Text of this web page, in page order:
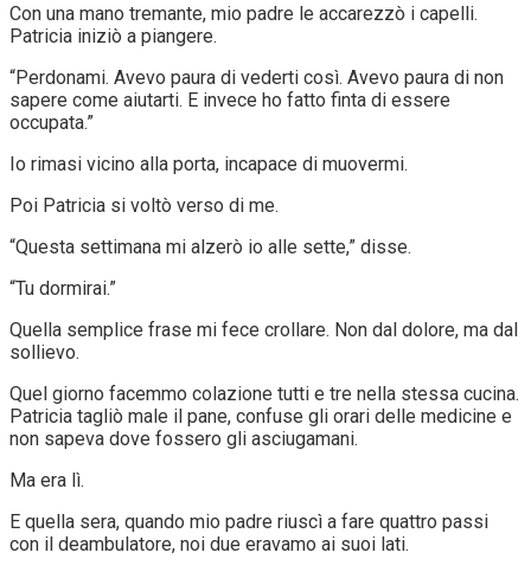
Con una mano tremante, mio padre le accarezzò i capelli.
Patricia iniziò a piangere.
“Perdonami. Avevo paura di vederti così. Avevo paura di non
sapere come aiutarti. E invece ho fatto finta di essere
occupata.”
Io rimasi vicino alla porta, incapace di muovermi.
Poi Patricia si voltò verso di me.
“Questa settimana mi alzerò io alle sette,” disse.
“Tu dormirai.”
Quella semplice frase mi fece crollare. Non dal dolore, ma dal
sollievo.
Quel giorno facemmo colazione tutti e tre nella stessa cucina.
Patricia tagliò male il pane, confuse gli orari delle medicine e
non sapeva dove fossero gli asciugamani.
Ma era lì.
E quella sera, quando mio padre riuscì a fare quattro passi
con il deambulatore, noi due eravamo ai suoi lati.